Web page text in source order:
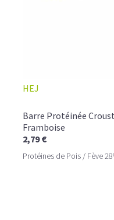
HEJ
Barre Protéinée
Framboise
2,79 €
Protéines de Pois / Fève